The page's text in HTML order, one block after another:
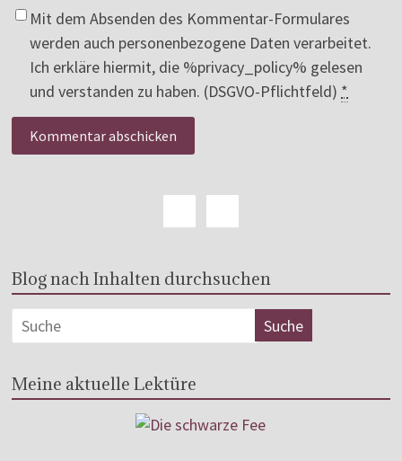
Mit dem Absenden des Kommentar-Formulares
werden auch personenbezogene Daten verarbeitet.
Ich erkläre hiermit, die %privacy_policy% gelesen
und verstanden zu haben. (DSGVO-Pflichtfeld) *
Blog nach Inhalten durchsuchen
Meine aktuelle Lektüre